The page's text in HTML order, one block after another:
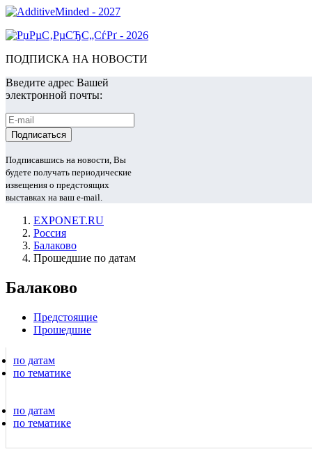
ПОДПИСКА НА НОВОСТИ
Введите адрес Вашей
электронной почты:
Подписавшись на новости, Вы
будете получать периодические
извещения о предстоящих
выставках на ваш e-mail.
EXPONET.RU
Россия
Балаково
Прошедшие по датам
Балаково
Предстоящие
Прошедшие
по датам
по тематике
по датам
по тематике